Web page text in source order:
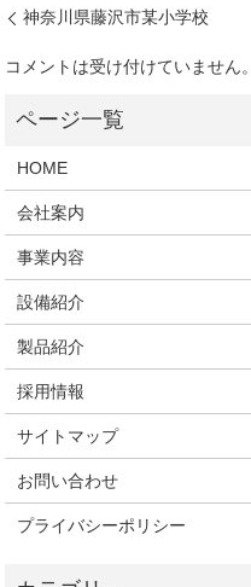
神奈川県藤沢市某小学校
コメントは受け付けていません。
HOME
会社案内
事業内容
設備紹介
製品紹介
採用情報
サイトマップ
お問い合わせ
プライバシーポリシー